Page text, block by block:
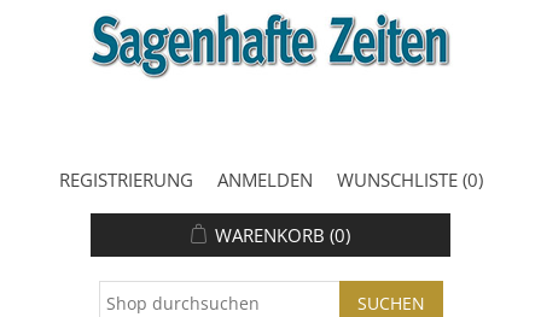
REGISTRIERUNG ANMELDEN WUNSCHLISTE (0)
WARENKORB (0)